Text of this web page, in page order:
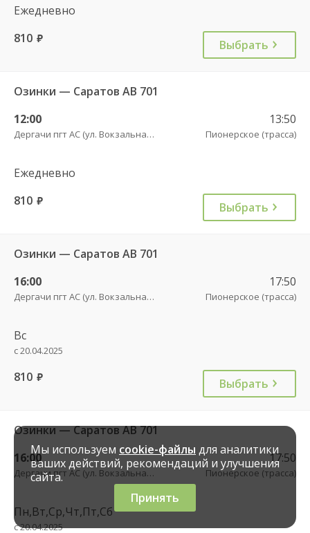
Ежедневно
810 руб. Выбрать
Озинки — Саратов АВ 701
12:00
Дергачи пгт АС (ул. Вокзальная, 5А)
13:50
Пионерское (трасса)
Ежедневно
810 руб. Выбрать
Озинки — Саратов АВ 701
16:00
Дергачи пгт АС (ул. Вокзальная, 5А)
17:50
Пионерское (трасса)
Вс
с 20.04.2025
810 руб. Выбрать
Озинки — Саратов АВ 701
16:00
Дергачи пгт АС (ул. Вокзальная, 5А)
17:50
Пионерское (трасса)
Пн,Вт,Ср,Чт,Пт,Сб
с 20.04.2025
Мы используем cookie-файлы для аналитики
ваших действий, рекомендаций и улучшения
сайта.
Принять